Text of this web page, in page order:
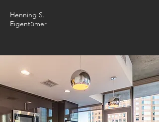
Henning S.
Eigentümer